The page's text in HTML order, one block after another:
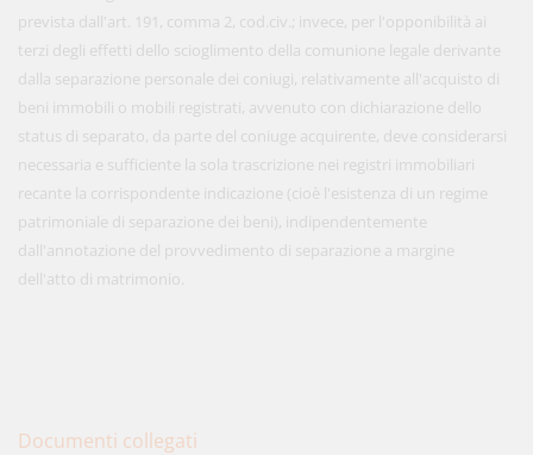
prevista dall'art. 191, comma 2, cod.civ.; invece, per l'opponibilità ai
terzi degli effetti dello scioglimento della comunione legale derivante
dalla separazione personale dei coniugi, relativamente all'acquisto di
beni immobili o mobili registrati, avvenuto con dichiarazione dello
status di separato, da parte del coniuge acquirente, deve considerarsi
necessaria e sufficiente la sola trascrizione nei registri immobiliari
recante la corrispondente indicazione (cioè l'esistenza di un regime
patrimoniale di separazione dei beni), indipendentemente
dall'annotazione del provvedimento di separazione a margine
dell'atto di matrimonio.
Documenti collegati